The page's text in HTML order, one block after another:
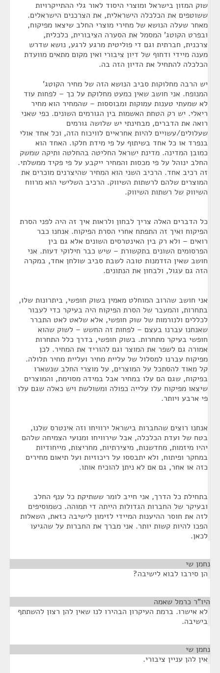
שוק המזון בישראל ומוצרי היסוד לאור גלי ההתייקרויות
ששוטפים את הכלכלה הישראלית, את הצרכנים הישראלים.
מאחר שעלה הנושא של מחירי מוצרי החלב שיצאו מפיקוח,
ובפרט הקוטג' המסמל את הסערה הציבורית, כלכלית,
צרכנית, חברתית וגם די פוליטית מרגע לרגע, נושא שדרש
מענה מיידי ודחוף של דיון ציבורי ואין מקום מתאים מוועדת
הכלכלה להתחיל את הדיון הזה בה.
יש הרבה מחלוקות סביב הנושא הזה של מחיר הקוטג'
המנופח. אני חושב שאין כמעט מחלוקת על כך – לפחות עוד
לא שמעתי טענות עמוקות ומבוססות – שהמחיר הוא מחיר
ריאלי. יש רק הטחת האשמות בין הגורמים השונים. כפי שאני
רואה את הדברים, מבחינתי יש שלושה גורמים
שעלולים/עשויים להיות אחראיים לוויכוח הזה, וכל אחד אולי
בנפרד או כל אחד בשיתוף על פי מידת חלקו. האחד הוא
כמובן המדינה. מדינת ישראל החליטה בהחלטה ותיקה שמשק
החלב ינוהל על פי מכסות והמחיר ייקבע על פי פקיד ממשלתי.
זה רכיב אחד. הרכיב השני הוא המחיר שהיצרנים מוכרים את
המוצרים שלהם לרשתות השיווק. הרכיב השלישי הוא מרווח
השיווק של רשתות השיווק.
כל הדברים האלה צריך לבחון ולראות איך זה היה לפני הסרת
הפיקוח ואיך זה התפתח אחרי הסרת הפיקוח. אנחנו כבר
רואים – ולא רק בין האינטרסים השונים אלא גם בין
הפרסומים השונים בתקשורת – שיש כבר חילוקי דעות. אני
חושב שאין הזדמנות טובה לשבת סביב שולחן אחד, במקרה
הזה גם עגול, ולבחון את הנתונים.
אני חושב שהרוב המוחלט מאמין בשוק חופשי, ביתרונות שלו,
בתחרות, והמעבר של הסרת הפיקוח היה בעיקר כדי לעבור
לכללים ולנורמות של שוק חופשי, אלא שלאט לאט התברר
שאנחנו עברנו בעצם – לפחות זה החשש – לשוק שהוא
חופשי בעיקר מתחרות. בשוק חופשי, בדרך כלל התחרות
אמורה גם לשפר את המוצר וגם להוריד את המחיר. לכן
מפיקוח עברנו למסלול של עליית מחיר ועליית מחיר תלולה.
קל מאוד להסתכל על המוצרים, על מוצרי החלב שנשארו
בפיקוח, שגם הם עלו במחיר אבל במידה מסוימת, והמוצרים
שיצאו מפיקוח עלו עלייה כפולה ומשולשת ויש כאלה שגם עלו
פי ארבע ויותר.
אנחנו רוצים שהחברות בישראל ירוויחו וזה אינטרס שלנו,
בטח של ועדת הכלכלה, אבל שירוויחו ומנועי הצמיחה שלהם
יהיו מיזמות, מחדשנות, מיצירתיות, מחריצות, מייחודיות
במחקר ופיתוח, ולא יתבססו על ריכוזיות ועל תיאום מחירים
כזה או אחר, גם אם לא ניתן להוכיח אותו.
בתחילת כל הדרך, אני חייב לומר ששתיקת כל ענף החלב
ובעיקר של החברות הגדולות הייתה די תמוהה. כשמוסיפים
לזה את חוסר ההיענות המיידי לזימון לישיבה כזאת, השאלות
הפכו להיות קשות יותר. אני מברך את החברות על שהגיעו
לכאן.
נחמן שי
הן סירבו לבוא לישיבה?
היו"ר כרמל שאמה
לא אישרו. ברמת העיקרון הבהירו לנו שאין להן רצון להשתתף
בישיבה.
נחמן שי
אין להן עניין ציבורי.